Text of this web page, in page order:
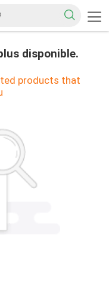
disponible.
products that